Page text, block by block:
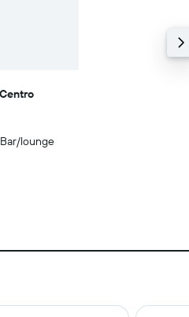
lounge